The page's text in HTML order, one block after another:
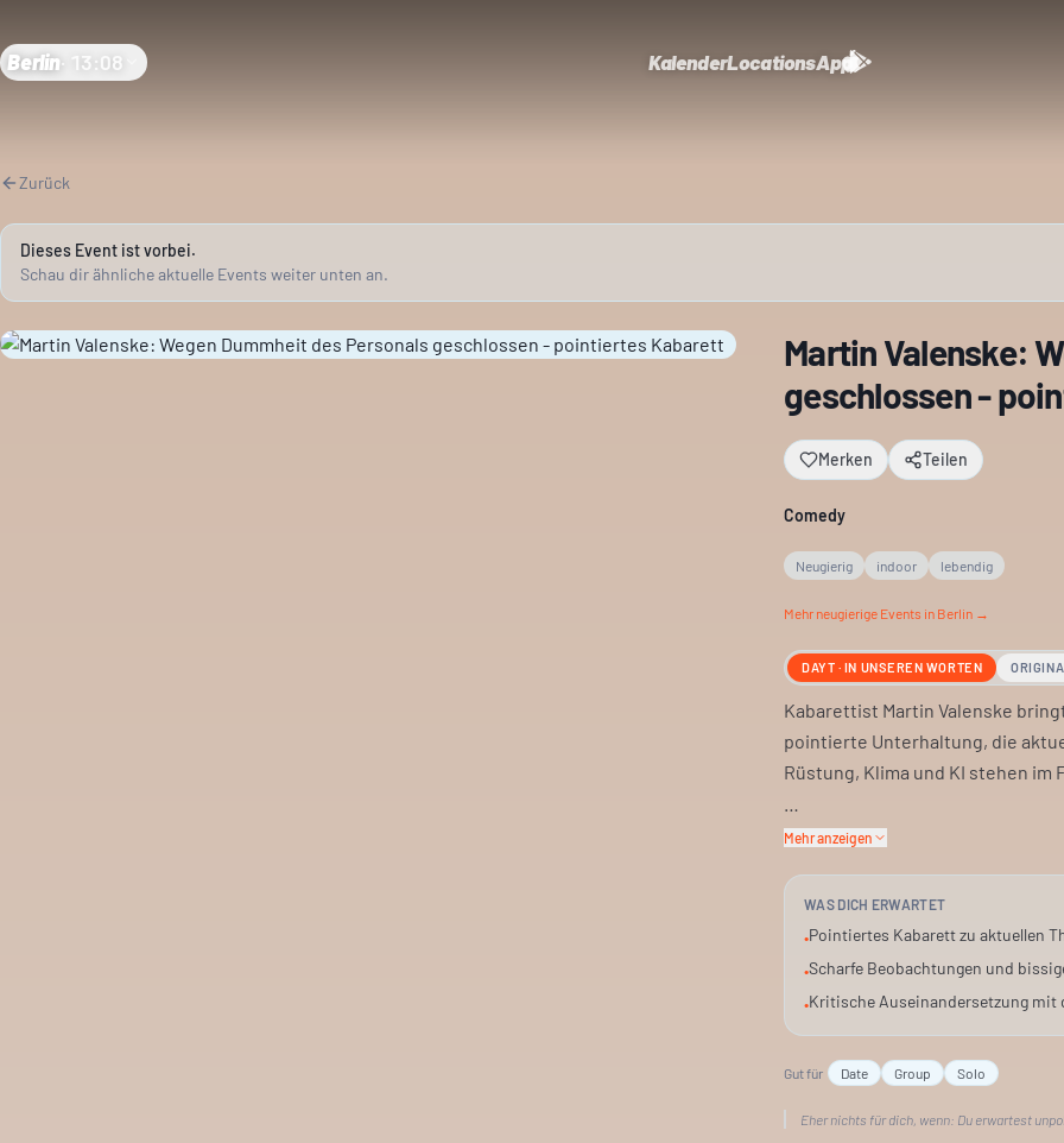
Berlin· 13:08 KalenderLocationsApp
Zurück
Dieses Event ist vorbei.
Schau dir ähnliche aktuelle Events weiter unten an.
Martin Valenske:
geschlossen -
Merken Teilen
Comedy
Neugierig indoor lebendig
Mehr neugierige Events in Berlin →
DAYT · IN UNSEREN WORTEN
Kabarettist Martin Valenske
pointierte Unterhaltung, die
Rüstung, Klima und KI stehen im
Valenske ist bekannt für seinen
Personals.
Das Ganze findet in den
Mehr anzeigen
WAS DICH ERWARTET
•Pointiertes Kabarett zu aktuellen
•Scharfe Beobachtungen und
•Kritische Auseinandersetzung mit
Gut für Date Group Solo
Eher nichts für dich, wenn: Du erwartest